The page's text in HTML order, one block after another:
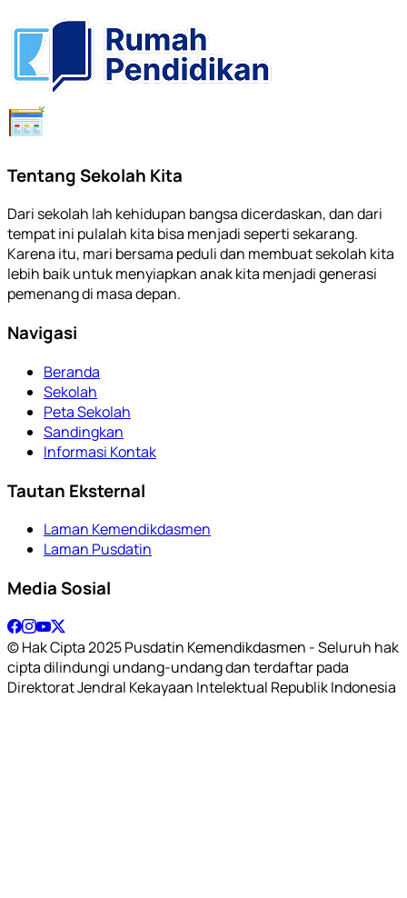
Tentang Sekolah Kita
Dari sekolah lah kehidupan bangsa dicerdaskan, dan dari
tempat ini pulalah kita bisa menjadi seperti sekarang.
Karena itu, mari bersama peduli dan membuat sekolah kita
lebih baik untuk menyiapkan anak kita menjadi generasi
pemenang di masa depan.
Navigasi
Beranda
Sekolah
Peta Sekolah
Sandingkan
Informasi Kontak
Tautan Eksternal
Laman Kemendikdasmen
Laman Pusdatin
Media Sosial
© Hak Cipta 2025 Pusdatin Kemendikdasmen - Seluruh hak
cipta dilindungi undang-undang dan terdaftar pada
Direktorat Jendral Kekayaan Intelektual Republik Indonesia